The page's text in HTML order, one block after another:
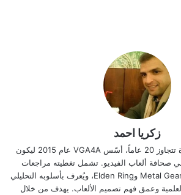
زكريا احمد
طبيب وناقد ألعاب بخبرة تتجاوز 20 عاماً، أسّس VGA4A عام 2015 ليكون
صحافة ألعاب الفيديو. تشمل تغطيته مراجعات
سلاسل Resident Evil وMetal Gear وElden Ring، ويُعرف بأسلوبه التحليلي
وعمق فهم تصميم الألعاب. يهدف من خلال